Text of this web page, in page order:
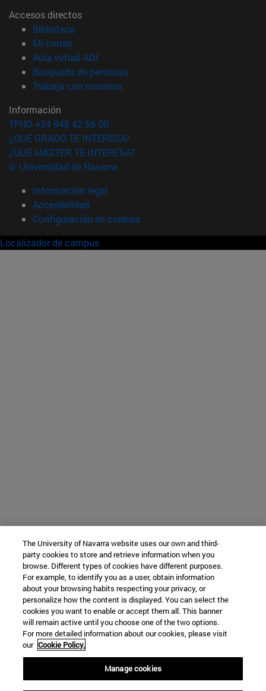
Accesos directos
Biblioteca
Mi correo(abre en nueva ventana)
Aula virtual ADI
Búsqueda de personas(abre en nueva ventana)
Trabaja con nosotros(abre en nueva ventana)
Información
TFNO +34 948 42 56 00
¿QUÉ GRADO TE INTERESA?
¿QUÉ MÁSTER TE INTERESA?
© Universidad de Navarra
Información legal
Accesibilidad
Configuración de cookies
Localizador de campus
The University of Navarra website uses our own and third-
party cookies to store and retrieve information when you
browse. Different types of cookies have different purposes.
For example, to identify you as a user, obtain information
about your browsing habits respecting your privacy, or
personalize how the content is displayed. You can select the
cookies you want to enable or accept them all. This banner
will remain active until you choose one of the two options.
For more detailed information about our cookies, please visit
our Cookie Policy.
Manage cookies